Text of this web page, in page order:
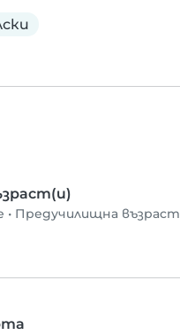
• Предучилищна възраст